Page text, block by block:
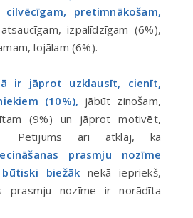
pretimnākošam,
atsaucīgam, izpalīdzīgam (6%),
lojālam (6%).
ir jāprot uzklausīt, cienīt,
(10%), jābūt zinošam,
(9%) un jāprot motivēt,
Pētījums arī atklāj, ka
prasmju nozīme
biežāk nekā iepriekš,
prasmju nozīme ir norādīta